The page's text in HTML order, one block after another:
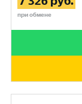
при обмене